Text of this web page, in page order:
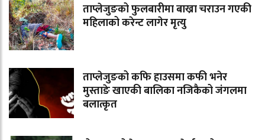
ताप्लेजुङको फुलबारीमा बाख्रा चराउन गएकी
महिलाको करेन्ट लागेर मृत्यु
ताप्लेजुङको कफि हाउसमा कफी भनेर
मुस्ताङे खाएकी बालिका नजिकैको जंगलमा
बलात्कृत